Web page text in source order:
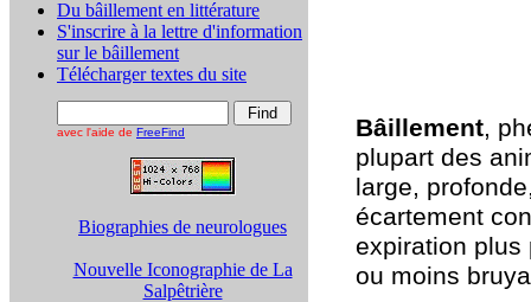
Du bâillement en littérature
S'inscrire à la lettre d'information
sur le bâillement
Télécharger textes du site
avec l'aide de FreeFind
Biographies de neurologues
Nouvelle Iconographie de La
Salpêtrière
Bâillement,
plupart des
large,
écartement
expiration plus
ou moins